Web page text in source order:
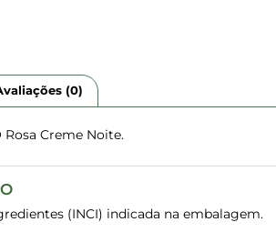
(0)
Creme Noite.
(INCI) indicada na embalagem.